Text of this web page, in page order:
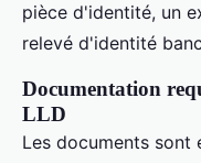
pièce d'identité, un
relevé d'identité
Documentation
LLD
Les documents sont